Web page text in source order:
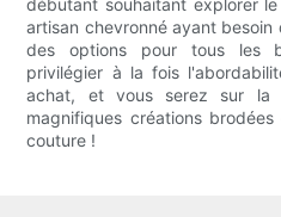
débutant souhaitant explorer
artisan chevronné ayant
des options pour tous les
privilégier à la fois
achat, et vous serez sur la
magnifiques créations
couture !